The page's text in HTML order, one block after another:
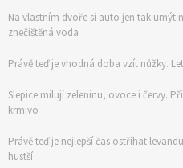
Na vlastním dvoře si auto jen tak umýt
znečištěná voda
Právě teď je vhodná doba vzít nůžky.
Slepice milují zeleninu, ovoce i červy.
krmivo
Právě teď je nejlepší čas ostříhat
hustší